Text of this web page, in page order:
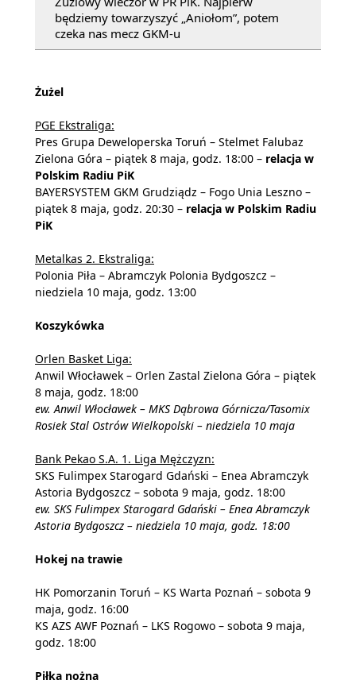
będziemy towarzyszyć „Aniołom”, potem
czeka nas mecz GKM-u
Żużel
PGE Ekstraliga:
Pres Grupa Deweloperska Toruń – Stelmet Falubaz
Zielona Góra – piątek 8 maja, godz. 18:00 – relacja w
Polskim Radiu PiK
BAYERSYSTEM GKM Grudziądz – Fogo Unia Leszno –
piątek 8 maja, godz. 20:30 – relacja w Polskim Radiu
PiK
Metalkas 2. Ekstraliga:
Polonia Piła – Abramczyk Polonia Bydgoszcz –
niedziela 10 maja, godz. 13:00
Koszykówka
Orlen Basket Liga:
Anwil Włocławek – Orlen Zastal Zielona Góra – piątek
8 maja, godz. 18:00
ew. Anwil Włocławek – MKS Dąbrowa Górnicza/Tasomix
Rosiek Stal Ostrów Wielkopolski – niedziela 10 maja
Bank Pekao S.A. 1. Liga Mężczyzn:
SKS Fulimpex Starogard Gdański – Enea Abramczyk
Astoria Bydgoszcz – sobota 9 maja, godz. 18:00
ew. SKS Fulimpex Starogard Gdański – Enea Abramczyk
Astoria Bydgoszcz – niedziela 10 maja, godz. 18:00
Hokej na trawie
HK Pomorzanin Toruń – KS Warta Poznań – sobota 9
maja, godz. 16:00
KS AZS AWF Poznań – LKS Rogowo – sobota 9 maja,
godz. 18:00
Piłka nożna